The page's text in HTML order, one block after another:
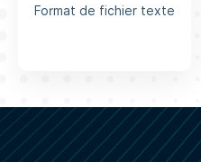
Format de fichier texte